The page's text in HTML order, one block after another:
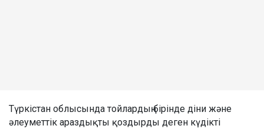
Түркістан облысында тойлардың бірінде діни және
әлеуметтік араздықты қоздырды деген күдікті